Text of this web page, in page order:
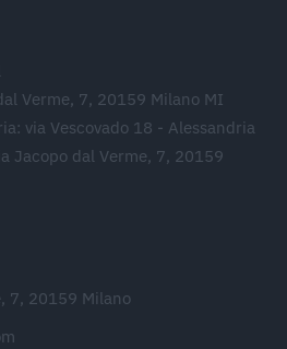
Verme, 7, 20159 Milano MI
via Vescovado 18 - Alessandria
Jacopo dal Verme, 7, 20159
7, 20159 Milano